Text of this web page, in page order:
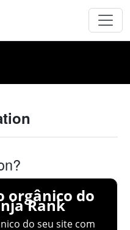
orgânico do
Rank
do seu site com